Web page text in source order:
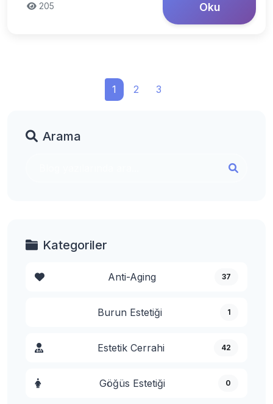
205
Oku
1 2 3
Arama
Kategoriler
Anti-Aging 37
Burun Estetiği 1
Estetik Cerrahi 42
Göğüs Estetiği 0